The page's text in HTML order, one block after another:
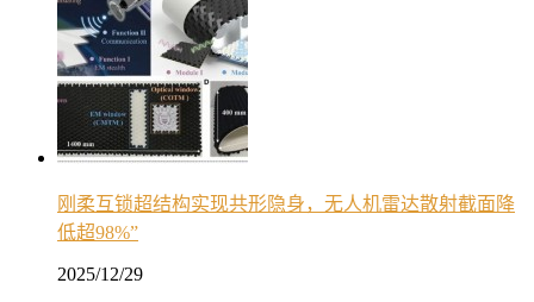
刚柔互锁超结构实现共形隐身，无人机雷达散射截面降
低超98%”
2025/12/29